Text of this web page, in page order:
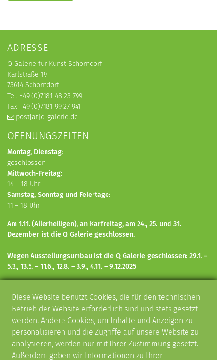
ADRESSE
Q Galerie für Kunst Schorndorf
Karlstraße 19
73614 Schorndorf
Tel. +49 (0)7181 48 23 799
Fax +49 (0)7181 99 27 941
post[at]q-galerie.de
ÖFFNUNGSZEITEN
Montag, Dienstag:
geschlossen
Mittwoch-Freitag:
14 – 18 Uhr
Samstag, Sonntag und Feiertage:
11 – 18 Uhr
Am 1.11. (Allerheiligen), an Karfreitag, am 24., 25. und 31.
Dezember ist die Q Galerie geschlossen.
Wegen Ausstellungsumbau ist die Q Galerie geschlossen: 29.1. –
5.3., 13.5. – 11.6., 12.8. – 3.9., 4.11. – 9.12.2025
Kulturveranstaltungen
Schorndorfer Gitarrentage
SkulpTOUR – Skulpturenrundgänge
AKTUELLES
Melden Sie sich zu unseremNewsletteran, damit Sie immer
Diese Website benutzt Cookies, die für den technischen
Betrieb der Website erforderlich sind und stets gesetzt
werden. Andere Cookies, um Inhalte und Anzeigen zu
personalisieren und die Zugriffe auf unsere Website zu
analysieren, werden nur mit Ihrer Zustimmung gesetzt.
Außerdem geben wir Informationen zu Ihrer